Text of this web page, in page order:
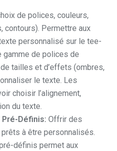
de polices, couleurs,
Permettre aux
personnalisé sur le tee-
gamme de polices de
tailles et d’effets (ombres,
le texte. Les
choisir l’alignement,
du texte.
Définis: Offrir des
à être personnalisés.
définis permet aux